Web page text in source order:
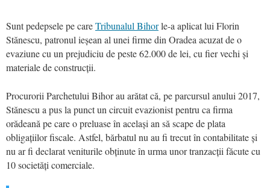
Sunt pedepsele pe careTribunalul Bihorle-a aplicat lui Florin
Stănescu, patronul ieșean al unei firme din Oradea acuzat de o
evaziune cu un prejudiciu de peste 62.000 de lei, cu fier vechi și
materiale de construcții.
Procurorii Parchetului Bihor au arătat că, pe parcursul anului 2017,
Stănescu a pus la punct un circuit evazionist pentru ca firma
orădeană pe care o preluase în același an să scape de plata
obligațiilor fiscale. Astfel, bărbatul nu au fi trecut în contabilitate și
nu ar fi declarat veniturile obținute în urma unor tranzacții făcute cu
10 societăți comerciale.